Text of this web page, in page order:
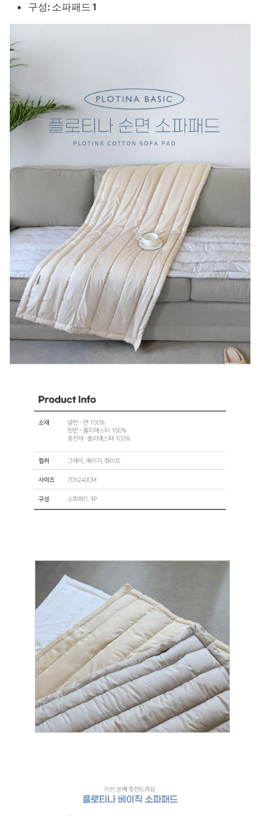
구성: 소파패드 1